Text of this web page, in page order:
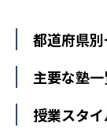
都道府県
北海道・東北
山形県
福
主要な塾
【掲載塾一覧
授業スタイ